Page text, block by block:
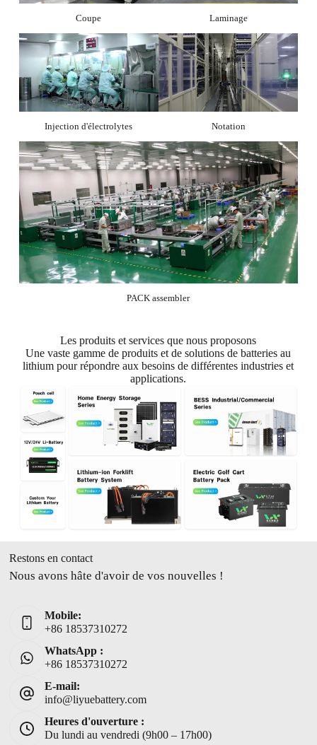
Coupe Laminage
Injection d'électrolytes Notation
PACK assembler
Les produits et services que nous proposons
Une vaste gamme de produits et de solutions de batteries au
lithium pour répondre aux besoins de différentes industries et
applications.
Restons en contact
Nous avons hâte d'avoir de vos nouvelles !
Mobile:
+86 18537310272
WhatsApp :
+86 18537310272
E-mail:
info@liyuebattery.com
Heures d'ouverture :
Du lundi au vendredi (9h00 – 17h00)